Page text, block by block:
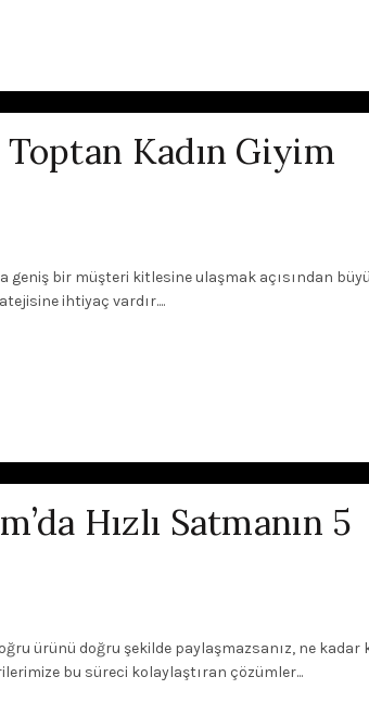
Toptan Kadın Giyim
geniş bir müşteri kitlesine ulaşmak açısından
ihtiyaç vardır....
Hızlı Satmanın 5
ürünü doğru şekilde paylaşmazsanız, ne kadar
bu süreci kolaylaştıran çözümler...